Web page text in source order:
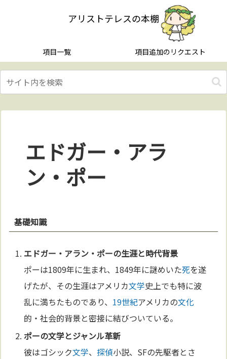
アリストテレスの本棚
項目一覧 項目追加のリクエスト
エドガー・アラ
ン・ポー
基礎知識
エドガー・アラン・ポーの生涯と時代背景
ポーは1809年に生まれ、1849年に謎めいた死を遂
げたが、その生涯はアメリカ文学史上でも特に波
乱に満ちたものであり、 19世紀アメリカの文化
的・社会的背景と密接に結びついている。
ポーの文学とジャンル革新
彼はゴシック文学、探偵小説、SFの先駆者とさ